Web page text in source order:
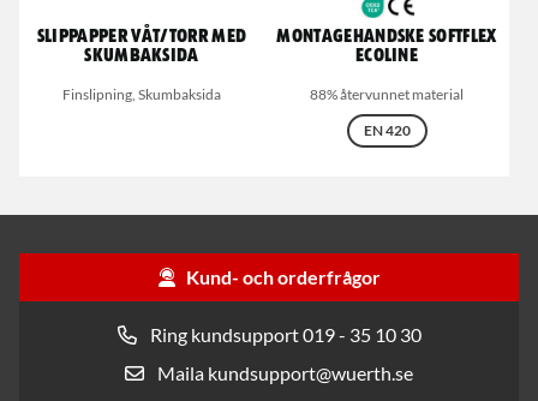
Slippapper våt/torr med
skumbaksida
Finslipning, Skumbaksida
Montagehandske Softflex
Ecoline
88% återvunnet material
EN 420
Kund- och orderfrågor
Ring kundsupport 019 - 35 10 30
Maila kundsupport@wuerth.se